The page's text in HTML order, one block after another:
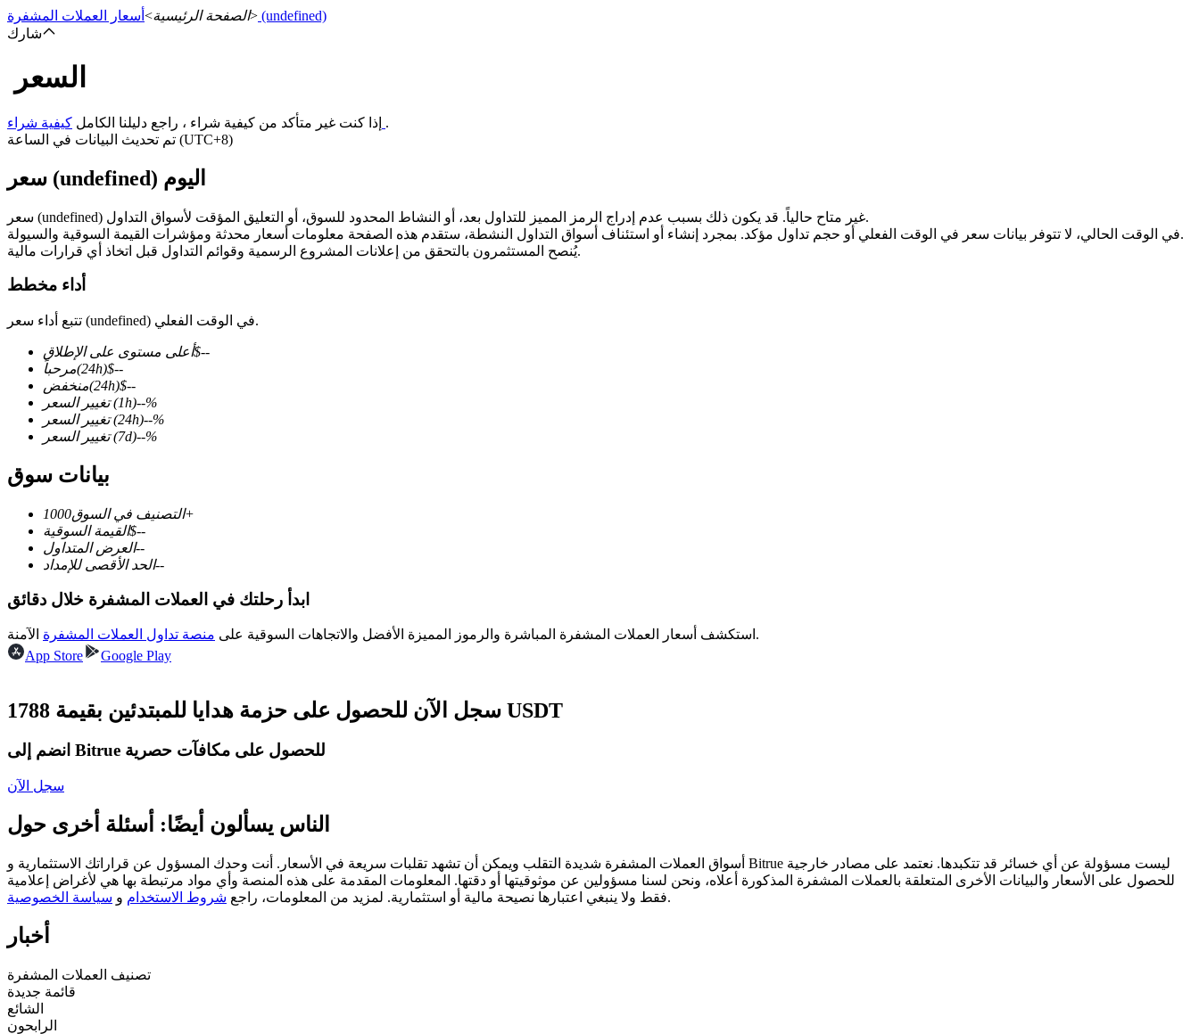
العقود الآجلة
العقود الآجلة للعملات المشفرة
العقود الآجلة باستخدام USDC كضمان
الصفحة الرئيسية> أسعار العملات المشفرة > (undefined)
شارك
السعر
إذا كنت غير متأكد من كيفية شراء ، راجع دليلنا الكامل .
تم تحديث البيانات في الساعة (UTC+8)
سعر (undefined) اليوم
سعر (undefined) غير متاح حالياً. قد يكون ذلك بسبب عدم إدراج الرمز المميز للتداول بعد، أو النشاط المحدود للسوق، أو التعليق المؤقت لأسواق التداول.
في الوقت الحالي، لا تتوفر بيانات سعر في الوقت الفعلي أو حجم تداول مؤكد. بمجرد إنشاء أو استئناف أسواق التداول النشطة، ستقدم هذه الصفحة معلومات أسعار محدثة ومؤشرات القيمة السوقية والسيولة.
يُنصح المستثمرون بالتحقق من إعلانات المشروع الرسمية وقوائم التداول قبل اتخاذ أي قرارات مالية.
أداء مخطط
تتبع أداء سعر (undefined) في الوقت الفعلي.
أعلى مستوى على الإطلاق$--
مرحباً
(24h)$--
منخفض
(24h)$--
تغيير السعر
(1h)--%
تغيير السعر
(24h)--%
تغيير السعر
(7d)--%
بيانات سوق
التصنيف في السوق1000+
القيمة السوقية$--
العرض المتداول--
الحد الأقصى للإمداد--
ابدأ رحلتك في العملات المشفرة خلال دقائق
استكشف أسعار العملات المشفرة المباشرة والرموز المميزة الأفضل والاتجاهات السوقية على منصة تداول العملات المشفرة
الآمنة.
App Store
Google Play
سجل الآن للحصول على حزمة هدايا للمبتدئين بقيمة 1788 USDT
انضم إلى Bitrue للحصول على مكافآت حصرية
سجل الآن
الناس يسألون أيضًا: أسئلة أخرى حول
أسواق العملات المشفرة شديدة التقلب ويمكن أن تشهد تقلبات سريعة في الأسعار. أنت وحدك المسؤول عن قراراتك الاستثمارية و Bitrue ليست مسؤولة عن أي خسائر قد تتكبدها. نعتمد على مصادر خارجية
للحصول على الأسعار والبيانات الأخرى المتعلقة بالعملات المشفرة المذكورة أعلاه، ونحن لسنا مسؤولين عن موثوقيتها أو دقتها. المعلومات المقدمة على هذه المنصة وأي مواد مرتبطة بها هي لأغراض إعلامية
فقط ولا ينبغي اعتبارها نصيحة مالية أو استثمارية. لمزيد من المعلومات، راجع شروط الاستخدام و سياسة الخصوصية .
أخبار
تصنيف العملات المشفرة
قائمة جديدة
الشائع
الرابحون